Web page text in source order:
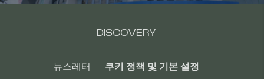
DISCOVERY
뉴스레터 쿠키 정책 및 기본 설정